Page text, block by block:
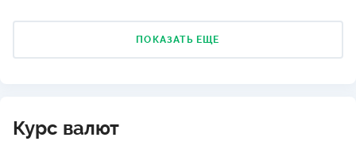
ПОКАЗАТЬ ЕЩЕ
Курс валют